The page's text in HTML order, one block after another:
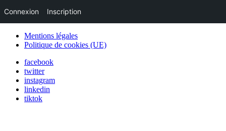
Mentions légales
Politique de cookies (UE)
facebook
twitter
instagram
linkedin
tiktok
Connexion Inscription